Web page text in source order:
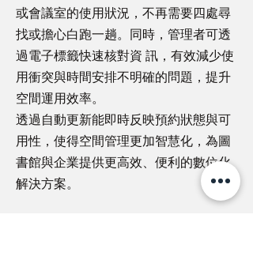
或會議室的使用狀況，不再需要四處尋
找或擔心白跑一趟。同時，管理者可透
過電子標籤快速核對資 訊，有效減少使
用衝突與時間安排不明確的問題，提升
空間運用效率。
透過自動更新能即時反映預約狀態與可
用性，使得空間管理更加智慧化，為圖
書館與企業提供更高效、便利的數位化
解決方案。